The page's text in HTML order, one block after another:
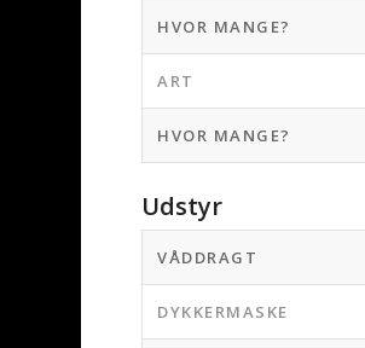
HVOR MANGE?
ART
HVOR MANGE?
Udstyr
VÅDDRAGT
DYKKERMASKE